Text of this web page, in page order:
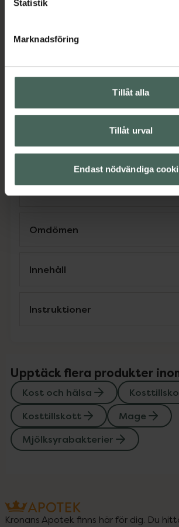
Statistik
Marknadsföring
Tillåt alla
Tillåt urval
Endast nödvändiga
eller lös mage. Psylliumfröskal
vuxna, samt bidrar till
Jämförpris 1025,02 kr/kg
05702071382478
Kategorier:
Kost och hälsaKosttillskott
MageMjölksyrabakterier
Omdömen
Innehåll
Instruktioner
Upptäck flera produkter
Kost och hälsa
Kosttillskott
Mage
Mjölksyrabakterier
Kronans Apotek finns här för dig. Du